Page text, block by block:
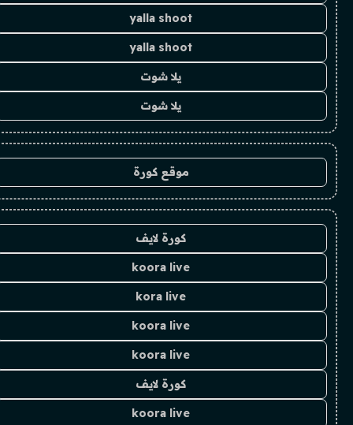
yalla shoot
yalla shoot
يلا شوت
يلا شوت
موقع كورة
كورة لايف
koora live
kora live
koora live
koora live
كورة لايف
koora live